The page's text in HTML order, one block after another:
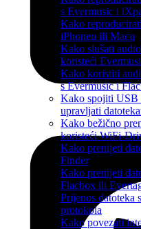
s Evermusic i
Kako
iPhoneu ili Macu
Kako slušati
koristeći
Kako koristiti
s Evermusic i
Kako spojiti USB
upravljati
Kako bežično
koristeći WiFi-
Kako prenijeti
Finder
Kako prenijeti
Flacbox ili
Prijenos datoteka
protokola
Kako povezati